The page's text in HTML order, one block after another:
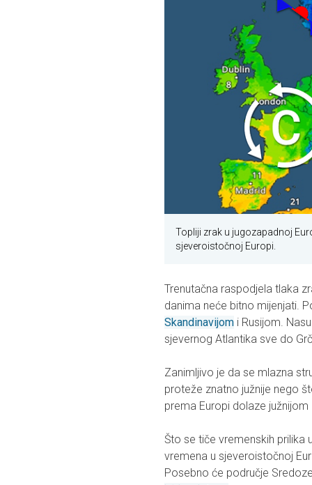
Topliji zrak u jugozapadnoj
sjeveroistočnoj Europi.
Trenutačna raspodjela tlaka
danima neće bitno mijenjati.
Skandinavijom i Rusijom.
sjevernog Atlantika sve do
Zanimljivo je da se mlazna
proteže znatno južnije nego
prema Europi dolaze
Što se tiče vremenskih prilika
vremena u sjeveroistočnoj
Posebno će područje